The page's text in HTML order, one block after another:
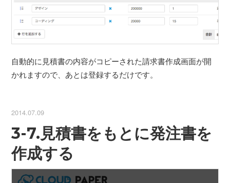
自動的に見積書の内容がコピーされた請求書作成画面が開
かれますので、あとは登録するだけです。
2014.07.09
3-7.見積書をもとに発注書を
作成する